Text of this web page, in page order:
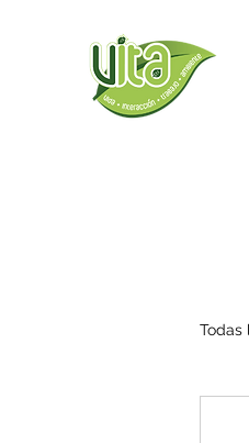
Todas